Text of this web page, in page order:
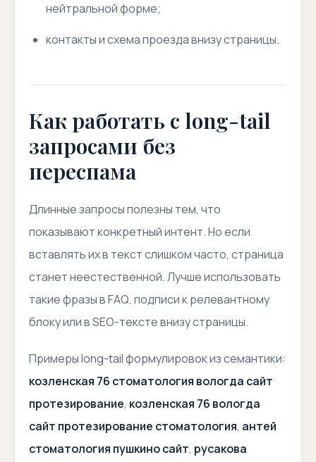
нейтральной форме;
контакты и схема проезда внизу страницы.
Как работать с long-tail
запросами без
переспама
Длинные запросы полезны тем, что
показывают конкретный интент. Но если
вставлять их в текст слишком часто, страница
станет неестественной. Лучше использовать
такие фразы в FAQ, подписи к релевантному
блоку или в SEO-тексте внизу страницы.
Примеры long-tail формулировок из семантики:
козленская 76 стоматология вологда сайт
протезирование, козленская 76 вологда
сайт протезирование стоматология, антей
стоматология пушкино сайт, русакова